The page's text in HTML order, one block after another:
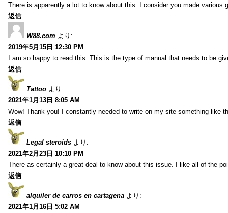
There is apparently a lot to know about this. I consider you made various
返信
W88.com より:
2019年5月15日 12:30 PM
I am so happy to read this. This is the type of manual that needs to be
返信
Tattoo より:
2021年1月13日 8:05 AM
Wow! Thank you! I constantly needed to write on my site something like
返信
Legal steroids より:
2021年2月23日 10:10 PM
There as certainly a great deal to know about this issue. I like all of the
返信
alquiler de carros en cartagena より:
2021年1月16日 5:02 AM